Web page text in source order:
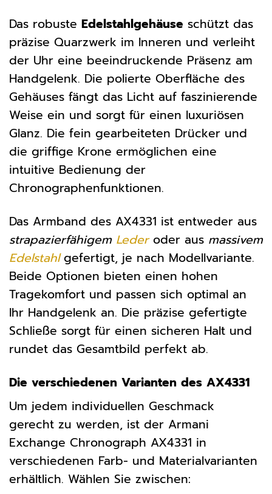
Das robuste Edelstahlgehäuse schützt das
präzise Quarzwerk im Inneren und verleiht
der Uhr eine beeindruckende Präsenz am
Handgelenk. Die polierte Oberfläche des
Gehäuses fängt das Licht auf faszinierende
Weise ein und sorgt für einen luxuriösen
Glanz. Die fein gearbeiteten Drücker und
die griffige Krone ermöglichen eine
intuitive Bedienung der
Chronographenfunktionen.
Das Armband des AX4331 ist entweder aus
strapazierfähigem Lederoder aus massivem
Edelstahlgefertigt, je nach Modellvariante.
Beide Optionen bieten einen hohen
Tragekomfort und passen sich optimal an
Ihr Handgelenk an. Die präzise gefertigte
Schließe sorgt für einen sicheren Halt und
rundet das Gesamtbild perfekt ab.
Die verschiedenen Varianten des AX4331
Um jedem individuellen Geschmack
gerecht zu werden, ist der Armani
Exchange Chronograph AX4331 in
verschiedenen Farb- und Materialvarianten
erhältlich. Wählen Sie zwischen: